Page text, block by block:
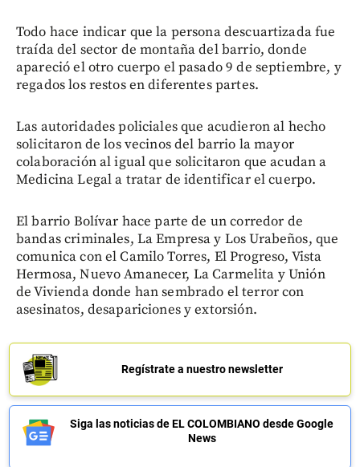
Todo hace indicar que la persona descuartizada fue
traída del sector de montaña del barrio, donde
apareció el otro cuerpo el pasado 9 de septiembre, y
regados los restos en diferentes partes.
Las autoridades policiales que acudieron al hecho
solicitaron de los vecinos del barrio la mayor
colaboración al igual que solicitaron que acudan a
Medicina Legal a tratar de identificar el cuerpo.
El barrio Bolívar hace parte de un corredor de
bandas criminales, La Empresa y Los Urabeños, que
comunica con el Camilo Torres, El Progreso, Vista
Hermosa, Nuevo Amanecer, La Carmelita y Unión
de Vivienda donde han sembrado el terror con
asesinatos, desapariciones y extorsión.
Regístrate a nuestro newsletter
Siga las noticias de EL COLOMBIANO desde Google
News